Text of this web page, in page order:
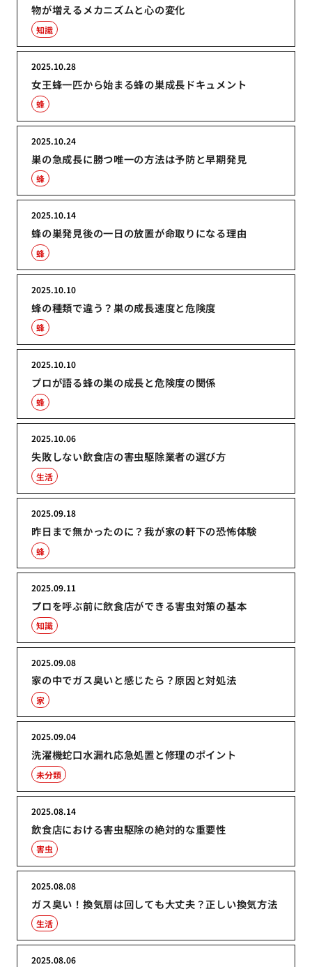
物が増えるメカニズムと心の変化
知識
女王蜂一匹から始まる蜂の巣成長ドキュメント
2025.10.28
蜂
巣の急成長に勝つ唯一の方法は予防と早期発見
2025.10.24
蜂
蜂の巣発見後の一日の放置が命取りになる理由
2025.10.14
蜂
蜂の種類で違う？巣の成長速度と危険度
2025.10.10
蜂
プロが語る蜂の巣の成長と危険度の関係
2025.10.10
蜂
失敗しない飲食店の害虫駆除業者の選び方
2025.10.06
生活
昨日まで無かったのに？我が家の軒下の恐怖体験
2025.09.18
蜂
プロを呼ぶ前に飲食店ができる害虫対策の基本
2025.09.11
知識
家の中でガス臭いと感じたら？原因と対処法
2025.09.08
家
洗濯機蛇口水漏れ応急処置と修理のポイント
2025.09.04
未分類
飲食店における害虫駆除の絶対的な重要性
2025.08.14
害虫
ガス臭い！換気扇は回しても大丈夫？正しい換気方法
2025.08.08
生活
2025.08.06